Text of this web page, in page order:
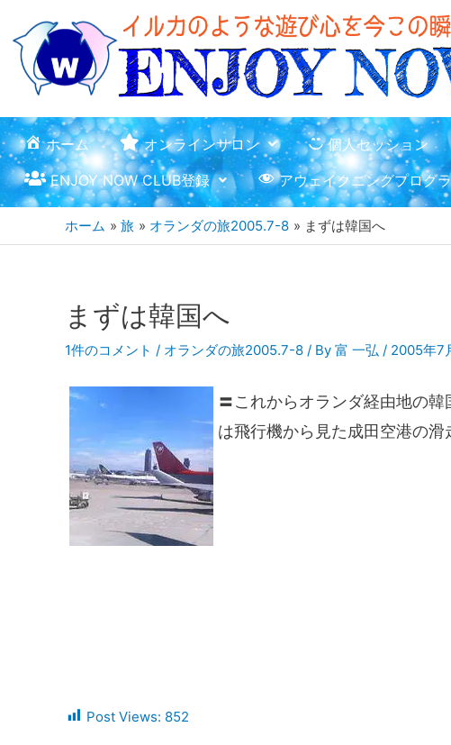
ホーム オンラインサロン 個人セッション
ENJOY NOW CLUB登録
アウェイクニングプログ
ホーム 旅 オランダの旅2005.7-8 まずは韓国へ
まずは韓国へ
1件のコメント / オランダの旅2005.7-8 / By 富 一弘 / 2005年7
〓これからオランダ経由地の
は飛行機から見た成田空港の滑
Post Views: 852